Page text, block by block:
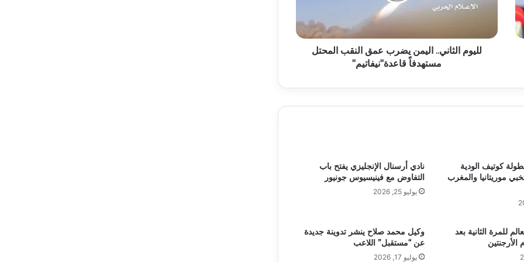
لليوم الثاني.. اليمن يضرب عمق النقب المحتل
مستهدفاً قاعدة"نيفاتيم"
كوتيف الودية
موريتانيا والمغرب
نادي أرسنال الإنجليزي يفتح باب
التفاوض مع فينيسيوس جونيور
يوليو 25, 2026
للمرة الثانية بعد
الأرجنتين
وكيل محمد صلاح ينشر تدوينة جديدة
عن “مستقبل” اللاعب
يوليو 17, 2026